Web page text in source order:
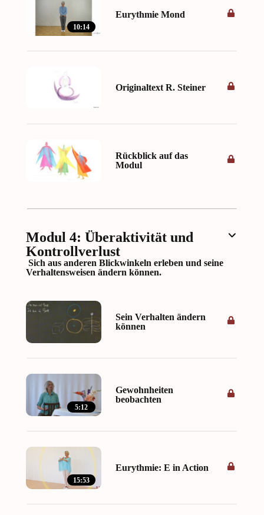
10:14
Eurythmie Mond
Originaltext R. Steiner
Rückblick auf das
Modul
Modul 4: Überaktivität und
Kontrollverlust
Sich aus anderen Blickwinkeln erleben und seine
Verhaltensweisen ändern können.
Sein Verhalten ändern
können
5:12
Gewohnheiten
beobachten
15:53
Eurythmie: E in Action